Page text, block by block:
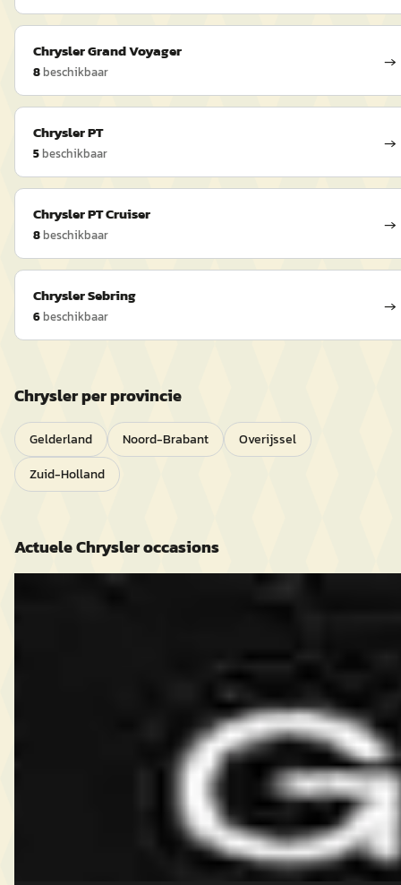
ChryslerGrand Voyager
8beschikbaar →
ChryslerPT
5beschikbaar →
ChryslerPT Cruiser
8beschikbaar →
ChryslerSebring
6beschikbaar →
Chryslerper provincie
Gelderland Noord-Brabant
Overijssel
Zuid-Holland
ActueleChrysleroccasions
2007 · 148.852 km · Benzine · Handgeschakeld